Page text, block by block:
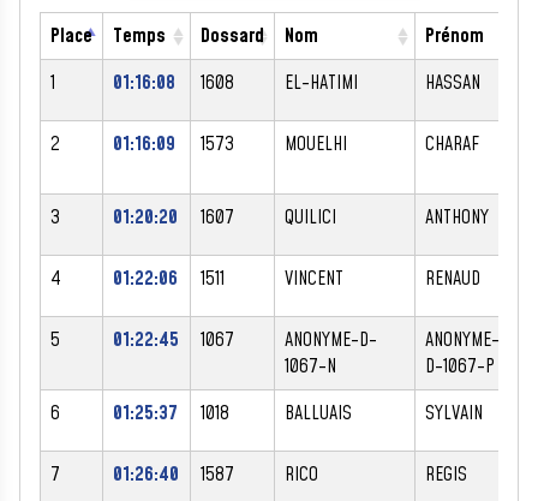
Place Temps Dossard Nom Prénom
1
01:16:08 1608 EL-HATIMI HASSAN
2 01:16:09 1573 MOUELHI CHARAF
3 01:20:20 1607 QUILICI ANTHONY
4 01:22:06 1511 VINCENT RENAUD
5 01:22:45 1067
ANONYME-D-
1067-N
ANONYME-
D-1067-P
6 01:25:37 1018 BALLUAIS SYLVAIN
7 01:26:40 1587 RICO REGIS